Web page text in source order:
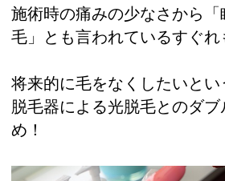
施術時の痛みの少なさから
毛」とも言われているすぐれ
将来的に毛をなくしたいと
脱毛器による光脱毛とのダ
め！